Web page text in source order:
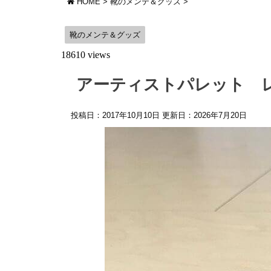
靴のメンテ＆グッズ
18610 views
アーティストパレット
投稿日：2017年10月10日 更新日： 2026年7月20日